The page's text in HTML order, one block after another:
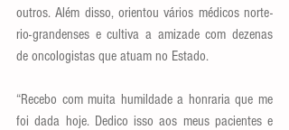
outros. Além disso, orientou vários médicos norte-
rio-grandenses e cultiva a amizade com dezenas
de oncologistas que atuam no Estado.
“Recebo com muita humildade a honraria que me
foi dada hoje. Dedico isso aos meus pacientes e